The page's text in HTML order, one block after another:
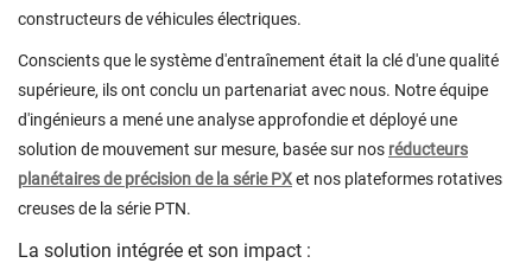
constructeurs de véhicules électriques.
Conscients que le système d'entraînement était la clé d'une qualité
supérieure, ils ont conclu un partenariat avec nous. Notre équipe
d'ingénieurs a mené une analyse approfondie et déployé une
solution de mouvement sur mesure, basée sur nos réducteurs
planétaires de précision de la série PXet nos plateformes rotatives
creuses de la série PTN.
La solution intégrée et son impact :